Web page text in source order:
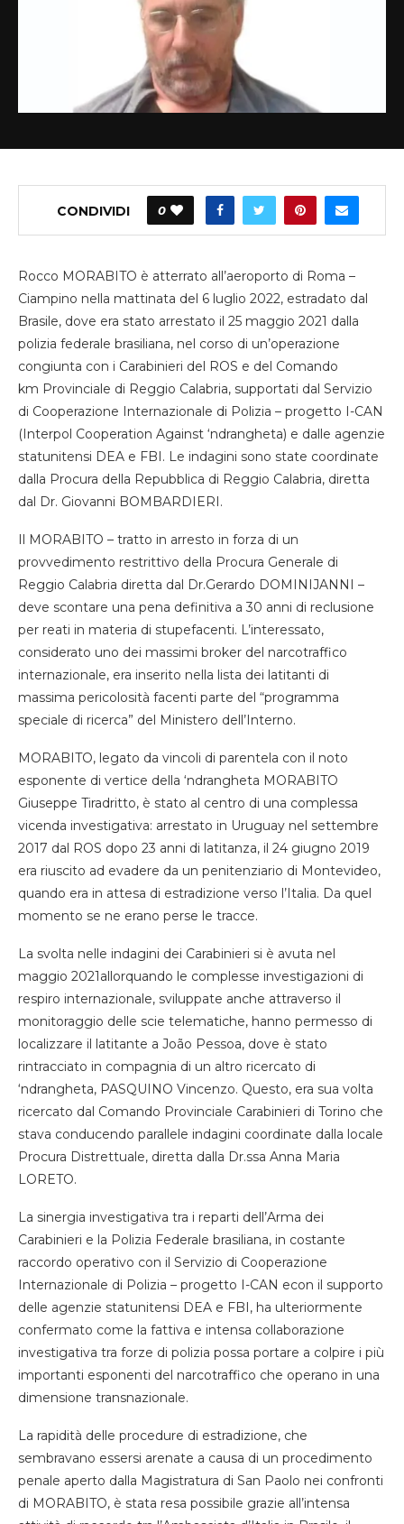
CONDIVIDI 0
Rocco MORABITO è atterrato all’aeroporto di Roma –
Ciampino nella mattinata del 6 luglio 2022, estradato dal
Brasile, dove era stato arrestato il 25 maggio 2021 dalla
polizia federale brasiliana, nel corso di un’operazione
congiunta con i Carabinieri del ROS e del Comando
km Provincial e di Reggio Calabria, supportati dal Servizio
di Cooperazione Internazionale di Polizia – progetto I-CAN
(Interpol Cooperation Against ‘ndrangheta) e dal le agenzie
statunitensi DEA e FBI . Le indagini sono state coordinate
dalla Procura della Repubblica di Reggio Calabria, diretta
dal Dr. Giovanni BOMBARDIERI.
MORABITO – tratto in arresto in forza di un
provvedimento restrittivo de lla Procura Generale di
Reggio Calabria diretta dal
Dr.Gerardo DOMINIJANNI –
deve scontare una pena definitiva a 30 anni di reclusione
per reati in materia di stupefacenti. L’interessato,
considerato uno dei massimi broker del narcotraffico
internazionale, era inserito nella lista dei latitanti di
massima pericolosità facenti parte del “programma
speciale di ricerca” del Ministero dell’Interno.
MORABITO, legato da vincoli di parentela con il noto
esponente di vertice della ‘ndrangheta MORABITO
Giuseppe Tiradritto, è stato al centro di una complessa
vicenda investigativa: arrestato in Uruguay nel settembre
2017 dal ROS dopo 23 anni di latitanza, il 24 giugno 2019
era riuscito ad evadere da un penitenziario di Montevideo,
quando era in attesa di estradizione verso l’Italia. Da quel
momento se ne erano perse le tracce.
La svolta nelle indagini dei Carabinieri si è avuta nel
maggio 2021 allorquando le complesse investigazioni di
respiro internazionale, sviluppate anche attraverso il
monitoraggio delle scie telematiche, hanno permesso di
localizzare il latitante a João Pessoa, dove è stato
rintracciato in compagnia di un altro ricercato di
‘ndrangheta, PASQUINO Vincenzo. Questo, era sua volta
ricercato dal Comando Provinciale Carabinieri di Torino che
stava conducendo parallele indagini coordinate dalla locale
Procura Distrettuale, diretta dalla Dr.ssa Anna Maria
LORETO.
La sinergia investigativa tra i reparti dell’Arma dei
Carabinieri e la Polizia Federale brasiliana, in costante
raccordo operativo con il Servizio di Cooperazione
Internazionale di Polizia – progetto I-CAN econ il supporto
delle agenzie statunitensi DEA e FBI , ha ulteriormente
confermato come la fattiva e intensa collaborazione
investigativa tra forze di polizia possa portare a colpire i più
importanti esponenti del narcotraffico che operano in una
dimensione transnazionale.
La rapidità delle procedure di estradizione, che
sembravano essersi arenate a causa di un procedimento
penale aperto dalla Magistratura di San Paolo nei confronti
di MORABITO, è stata resa possibile grazie a l’intensa